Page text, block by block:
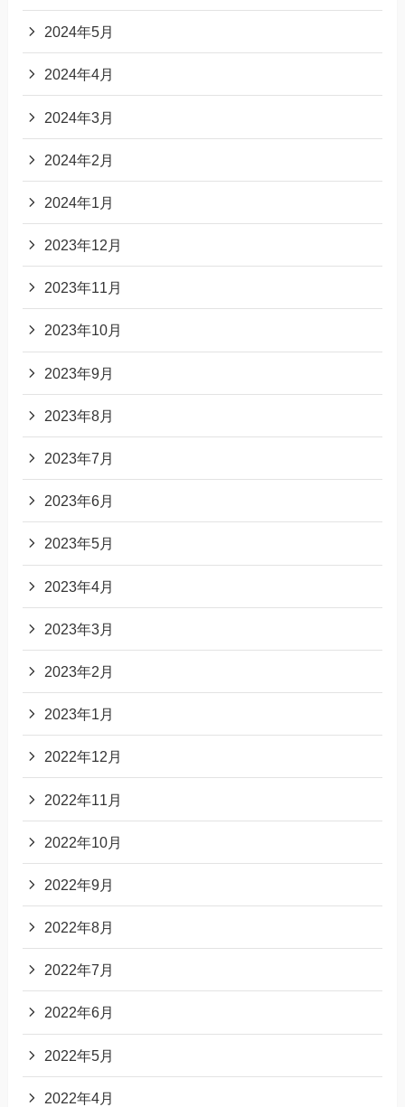
2024年5月
2024年4月
2024年3月
2024年2月
2024年1月
2023年12月
2023年11月
2023年10月
2023年9月
2023年8月
2023年7月
2023年6月
2023年5月
2023年4月
2023年3月
2023年2月
2023年1月
2022年12月
2022年11月
2022年10月
2022年9月
2022年8月
2022年7月
2022年6月
2022年5月
2022年4月